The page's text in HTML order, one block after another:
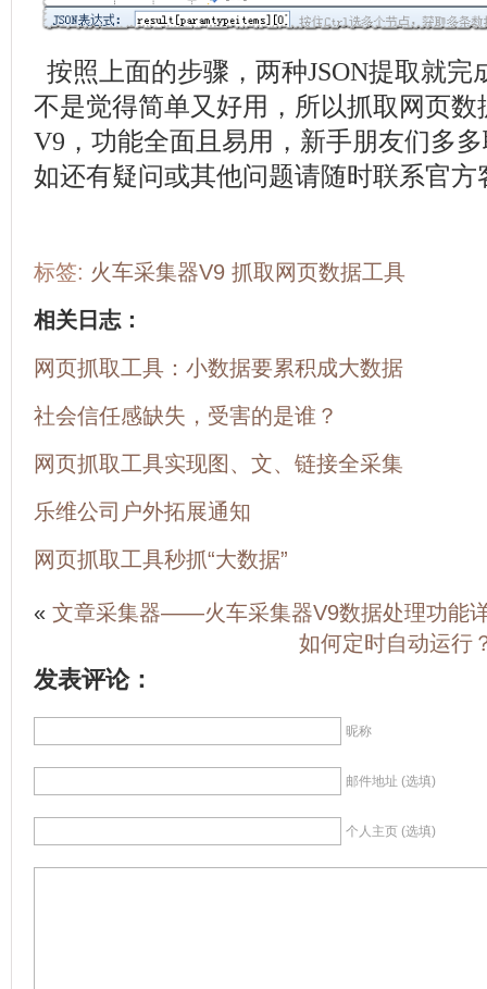
按照上面的步骤，两种JSON提取就
不是觉得简单又好用，所以抓取网页
V9，功能全面且易用，新手朋友们多
如还有疑问或其他问题请随时联系官方
标签: 火车采集器V9 抓取网页数据工具
相关日志：
网页抓取工具：小数据要累积成大数据
社会信任感缺失，受害的是谁？
网页抓取工具实现图、文、链接全采集
乐维公司户外拓展通知
网页抓取工具秒抓“大数据”
« 文章采集器——火车采集器V9数据处理功能
如何定时自动运行
发表评论：
昵称
邮件地址 (选填)
个人主页 (选填)